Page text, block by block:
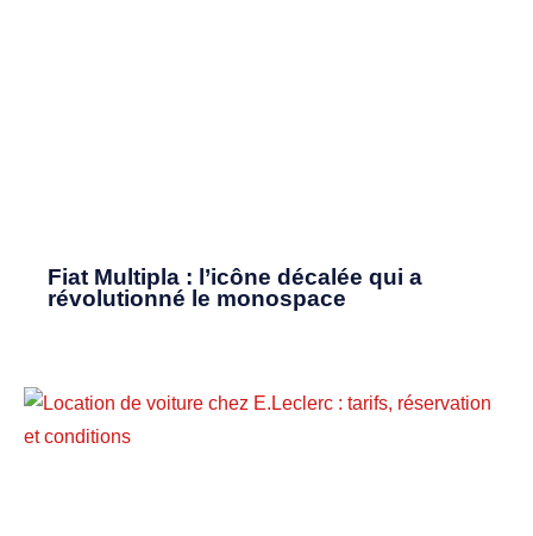
Fiat Multipla : l’icône décalée qui a
révolutionné le monospace